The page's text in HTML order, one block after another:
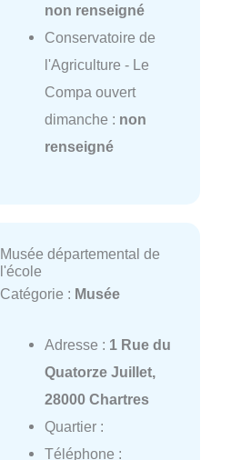
non renseigné
Conservatoire de
l'Agriculture - Le
Compa ouvert
dimanche : non
renseigné
Musée départemental de
l'école
Catégorie : Musée
Adresse : 1 Rue du
Quatorze Juillet,
28000 Chartres
Quartier :
Téléphone :